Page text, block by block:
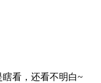
看，还看不明白~